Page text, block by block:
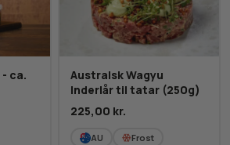
ca.
Australsk Wagyu
Inderlår til tatar (250g)
225,00 kr.
AU Frost